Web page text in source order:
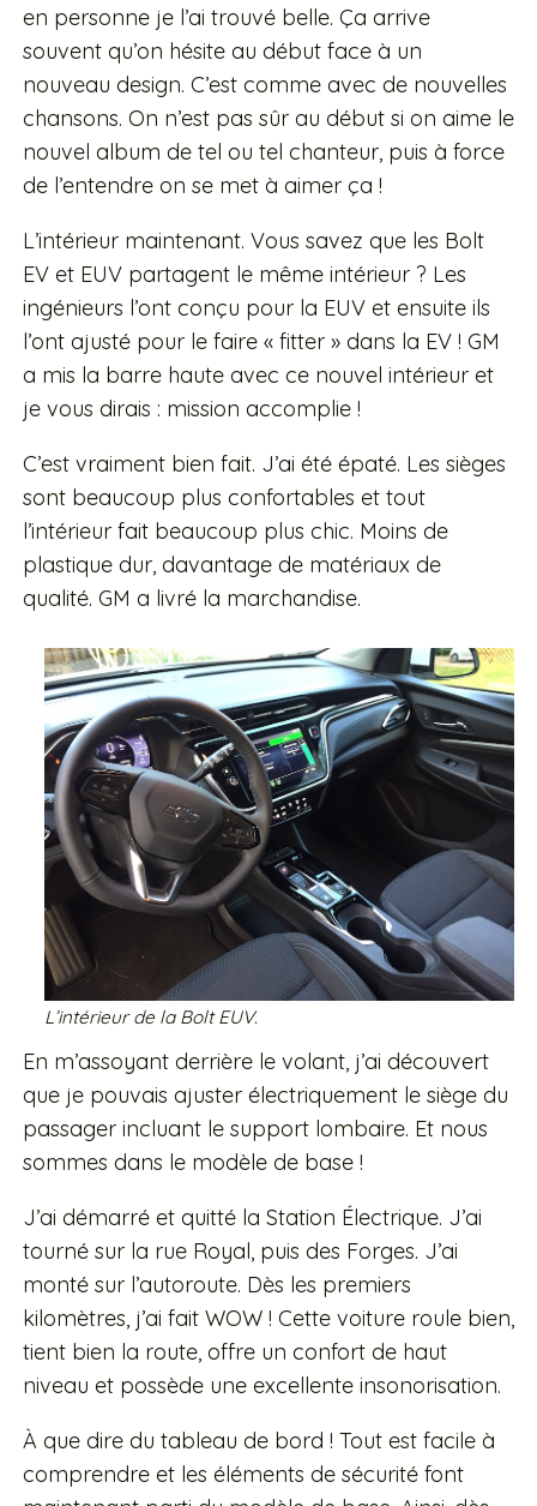
en personne je l’ai trouvé belle. Ça arrive
souvent qu’on hésite au début face à un
nouveau design. C’est comme avec de nouvelles
chansons. On n’est pas sûr au début si on aime le
nouvel album de tel ou tel chanteur, puis à force
de l’entendre on se met à aimer ça !
L’intérieur maintenant. Vous savez que les Bolt
EV et EUV partagent le même intérieur ? Les
ingénieurs l’ont conçu pour la EUV et ensuite ils
l’ont ajusté pour le faire « fitter » dans la EV ! GM
a mis la barre haute avec ce nouvel intérieur et
je vous dirais : mission accomplie !
C’est vraiment bien fait. J’ai été épaté. Les sièges
sont beaucoup plus confortables et tout
l’intérieur fait beaucoup plus chic. Moins de
plastique dur, davantage de matériaux de
qualité. GM a livré la marchandise.
L’intérieur de la Bolt EUV.
En m’assoyant derrière le volant, j’ai découvert
que je pouvais ajuster électriquement le siège du
passager incluant le support lombaire. Et nous
sommes dans le modèle de base !
J’ai démarré et quitté la Station Électrique. J’ai
tourné sur la rue Royal, puis des Forges. J’ai
monté sur l’autoroute. Dès les premiers
kilomètres, j’ai fait WOW ! Cette voiture roule bien,
tient bien la route, offre un confort de haut
niveau et possède une excellente insonorisation.
À que dire du tableau de bord ! Tout est facile à
comprendre et les éléments de sécurité font